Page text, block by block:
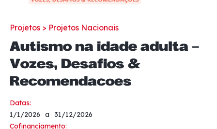
Projetos > Projetos Nacionais
Autismo na idade adulta –
Vozes, Desafios &
Recomendações
Datas:
1/1/2026
a 31/12/2026
Cofinanciamento: